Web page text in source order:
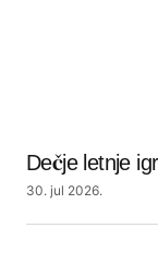
Dečje letnje
30. jul 2026.